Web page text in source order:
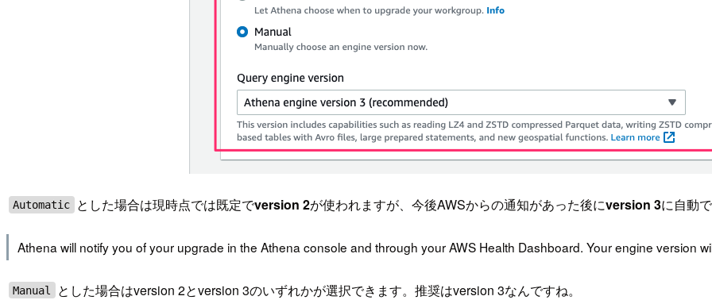
Automatic とした場合は現時点では既定でversion 2が使われますが、今後AWSからの通知があった後にversion 3に自動
Athena will notify you of your upgrade in the Athena console and through your AWS Health Dashboard. Your engine version
Manual とした場合はversion 2とversion 3のいずれかが選択できます。推奨はversion 3なんですね。